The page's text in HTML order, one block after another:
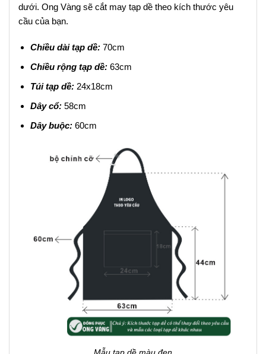
dưới. Ong Vàng sẽ cắt may tạp dề theo kích thước yêu
cầu của bạn.
Chiều dài tạp dề: 70cm
Chiều rộng tạp dề: 63cm
Túi tạp dề: 24x18cm
Dây cổ: 58cm
Dây buộc: 60cm